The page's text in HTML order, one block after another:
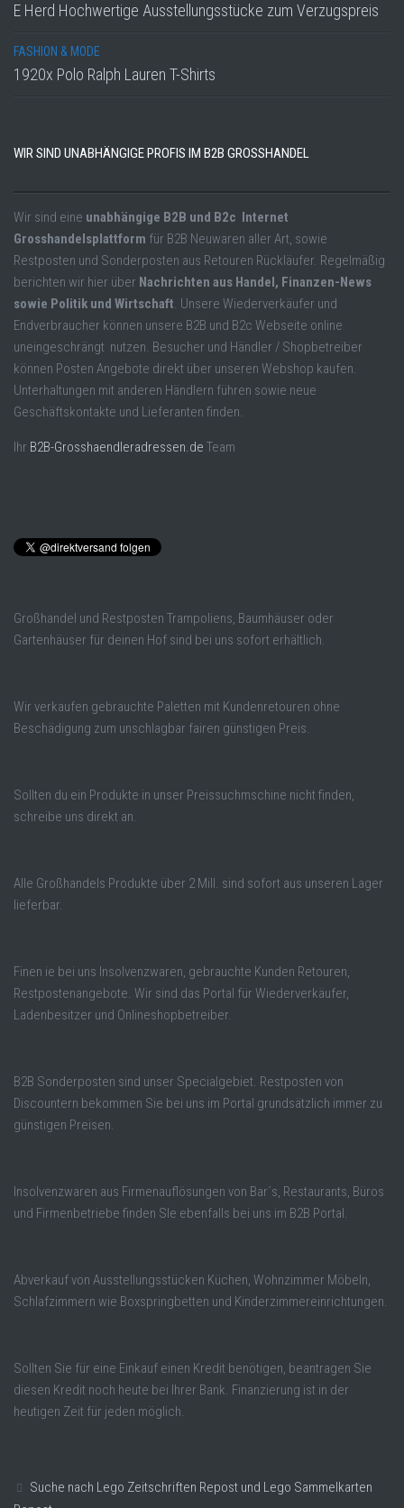
E Herd Hochwertige Ausstellungsstücke zum Verzugspreis
FASHION & MODE
1920x Polo Ralph Lauren T-Shirts
WIR SIND UNABHÄNGIGE PROFIS IM B2B GROSSHANDEL
Wir sind eine unabhängige B2B und B2c Internet
Grosshandelsplattform für B2B Neuwaren aller Art, sowie
Restposten und Sonderposten aus Retouren Rückläufer. Regelmäßig
berichten wir hier über Nachrichten aus Handel, Finanzen-News
sowie Politik und Wirtschaft. Unsere Wiederverkäufer und
Endverbraucher können unsere B2B und B2c Webseite online
uneingeschrängt nutzen. Besucher und Händler / Shopbetreiber
können Posten Angebote direkt über unseren Webshop kaufen.
Unterhaltungen mit anderen Händlern führen sowie neue
Geschäftskontakte und Lieferanten finden.
Ihr B2B-Grosshaendleradressen.de Team
Großhandel und Restposten Trampoliens, Baumhäuser oder
Gartenhäuser für deinen Hof sind bei uns sofort erhältlich.
Wir verkaufen gebrauchte Paletten mit Kundenretouren ohne
Beschädigung zum unschlagbar fairen günstigen Preis.
Sollten du ein Produkte in unser Preissuchmschine nicht finden,
schreibe uns direkt an.
Alle Großhandels Produkte über 2 Mill. sind sofort aus unseren Lager
lieferbar.
Finen ie bei uns Insolvenzwaren, gebrauchte Kunden Retouren,
Restpostenangebote. Wir sind das Portal für Wiederverkäufer,
Ladenbesitzer und Onlineshopbetreiber.
B2B Sonderposten sind unser Specialgebiet. Restposten von
Discountern bekommen Sie bei uns im Portal grundsätzlich immer zu
günstigen Preisen.
Insolvenzwaren aus Firmenauflösungen von Bar´s, Restaurants, Büros
und Firmenbetriebe finden SIe ebenfalls bei uns im B2B Portal.
Abverkauf von Ausstellungsstücken Küchen, Wohnzimmer Möbeln,
Schlafzimmern wie Boxspringbetten und Kinderzimmereinrichtungen.
Sollten Sie für eine Einkauf einen Kredit benötigen, beantragen Sie
diesen Kredit noch heute bei Ihrer Bank. Finanzierung ist in der
heutigen Zeit für jeden möglich.
Suche nach Lego Zeitschriften Repost und Lego Sammelkarten